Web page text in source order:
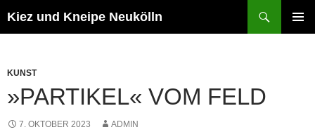
Inhalt
Kiez und Kneipe Neukölln
KUNST
»PARTIKEL« VOM FELD
7. OKTOBER 2023 ADMIN